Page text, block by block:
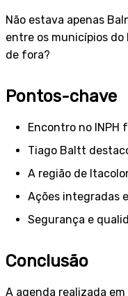
Não estava apenas
entre os municípios do
de fora?
Pontos-chave
Encontro no INPH
Tiago Baltt
A região de
Ações integradas
Segurança e
Conclusão
A agenda realizada